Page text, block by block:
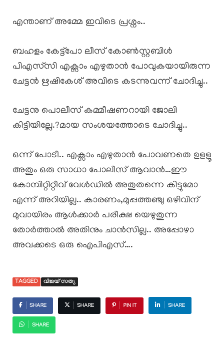
എന്താണ് അമ്മേ ഇവിടെ പ്രശ്നം..
ബഹളം കേട്ട്പോ ലീസ് കോൺസ്റ്റബിൾ
പിഎസ്‌സി എക്സാം എഴുതാൻ പോവുകയായിരുന്ന
ചേട്ടൻ ഋഷികേശ് അവിടെ കടന്നുവന്ന് ചോദിച്ചു..
ചേട്ടനു പൊലീസ് കമ്മീഷണറായി ജോലി
കിട്ടിയില്ലേ.?മായ സംശയത്തോടെ ചോദിച്ചു..
ഒന്ന് പോടീ.. എക്സാം എഴുതാൻ പോവണതെ ഉളളൂ
അതും ഒരു സാധാ പോലീസ് ആവാൻ…ഈ
കോമ്പിറ്റിറ്റീവ് വേൾഡിൽ അതുതന്നെ കിട്ടുമോ
എന്ന് അറിയില്ല.. കാരണം,മുപ്പത്തഞ്ചു ഒഴിവിന്
മുവായിരം ആൾക്കാർ പരീക്ഷ യെഴുതുന്ന
തോർത്താൽ അതിനും ചാൻസില്ല.. അപ്പോഴാ
അവക്കടെ ഒരു ഐപിഎസ്….
TAGGED വിജയ് സത്യ
SHARE SHARE PIN IT SHARE
SHARE